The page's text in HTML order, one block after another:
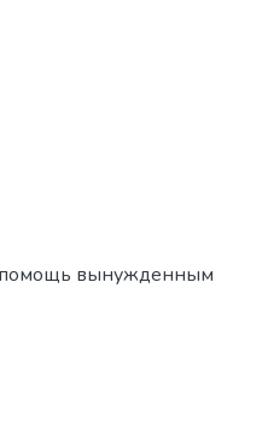
помощь вынужденным